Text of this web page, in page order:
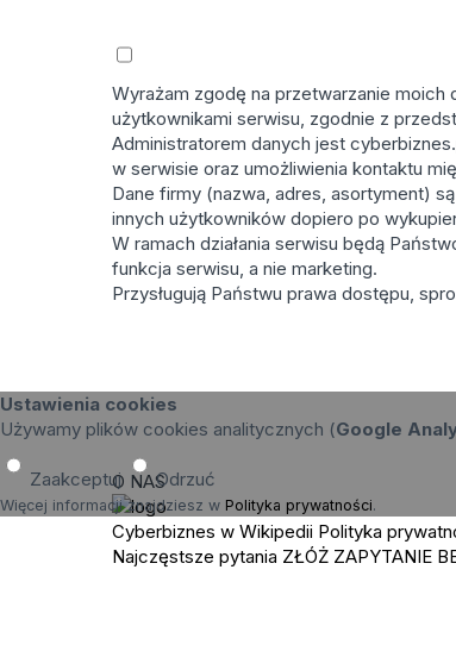
Wyrażam zgodę na przetwarzanie moich
użytkownikami serwisu, zgodnie z
Administratorem danych jest
w serwisie oraz umożliwienia kontaktu
Dane firmy (nazwa, adres, asortyment)
innych użytkowników dopiero po
W ramach działania serwisu będą
funkcja serwisu, a nie marketing.
Przysługują Państwu prawa dostępu,
Ustawienia cookies
Używamy plików cookies analitycznych (Google
Zaakceptuj Odrzuć
Więcej informacji znajdziesz w Polityka prywatności.
O NAS
Cyberbiznes w Wikipedii Polityka
Najczęstsze pytania ZŁÓŻ ZAPYTANIE